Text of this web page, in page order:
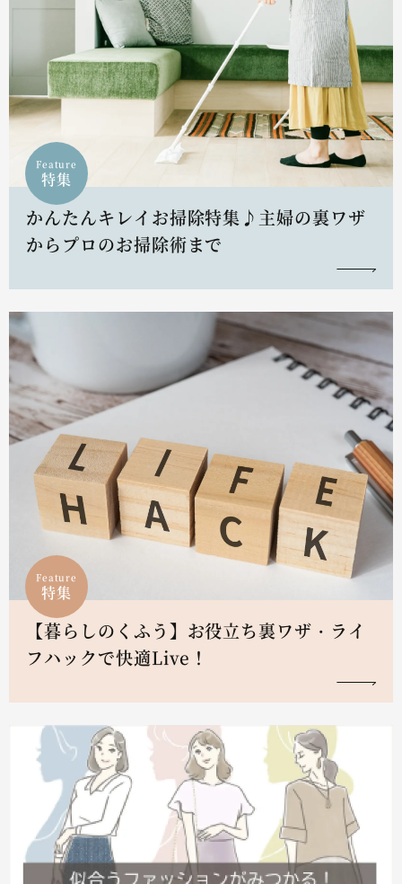
Feature
特集
かんたんキレイお掃除特集♪主婦の裏ワザ
からプロのお掃除術まで
Feature
特集
【暮らしのくふう】お役立ち裏ワザ・ライ
フハックで快適Live！